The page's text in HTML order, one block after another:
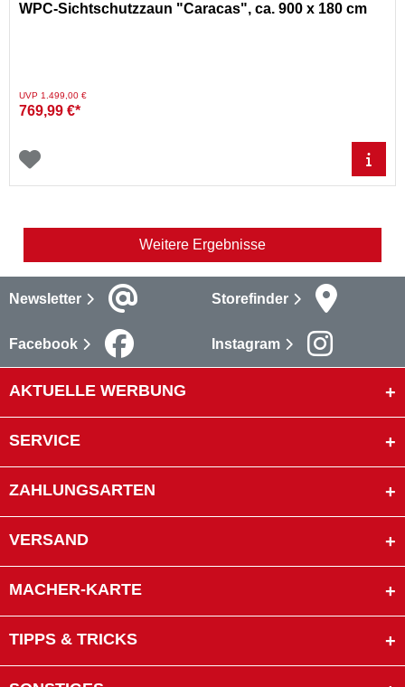
WPC-Sichtschutzzaun "Caracas", ca. 900 x 180 cm
Preis reduziert von
UVP 1.499,00 €auf
769,99 €*
Weitere Ergebnisse
Newsletter Storefinder
Facebook Instagram
AKTUELLE WERBUNG
SERVICE
ZAHLUNGSARTEN
VERSAND
MACHER-KARTE
TIPPS & TRICKS